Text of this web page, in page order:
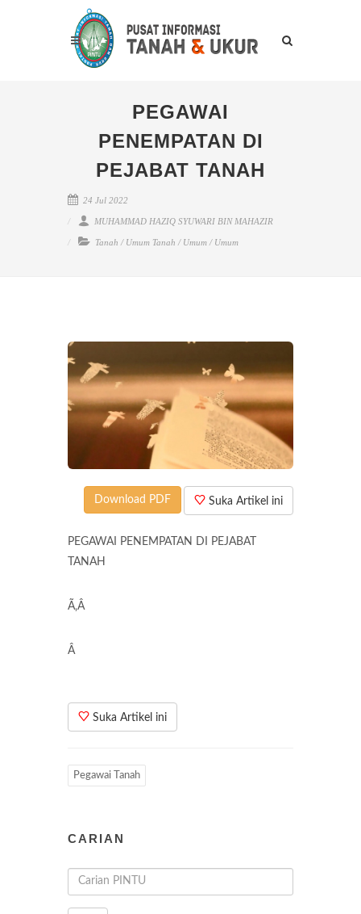
PEGAWAI
PENEMPATAN DI
PEJABAT TANAH
24 Jul 2022
MUHAMMAD HAZIQ SYUWARI BIN MAHAZIR
Tanah / Umum Tanah / Umum / Umum
Suka Artikel ini
Download PDF
PEGAWAI PENEMPATAN DI PEJABAT
TANAH
Ã‚Â
Â
Suka Artikel ini
Pegawai Tanah
CARIAN